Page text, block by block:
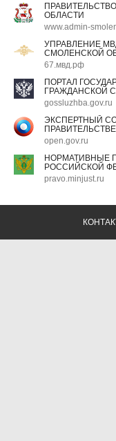
ОБЛАСТИ
www.admin-
УПРАВЛЕНИЕ
СМОЛЕНСКОЙ
67.мвд.рф
ПОРТАЛ
ГРАЖДАНСКОЙ
gossluzhba.gov.ru
ЭКСПЕРТНЫЙ
open.gov.ru
НОРМАТИВНЫЕ
РОССИЙСКОЙ
pravo.minjust.ru